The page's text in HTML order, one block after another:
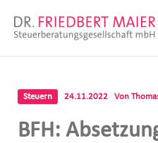
Inhalt
Steuern 24.11.2022 Von
BFH: